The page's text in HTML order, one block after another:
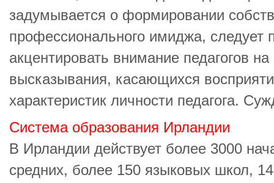
задумывается о формировании
профессионального имиджа, следует
акцентировать внимание педагогов
высказывания, касающихся
характеристик личности педагога.
Система образования Ирландии
В Ирландии действует более 3000
средних, более 150 языковых школ, 14